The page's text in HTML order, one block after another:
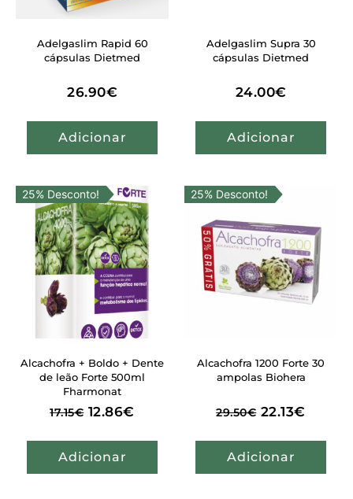
Adelgaslim Rapid 60
cápsulas Dietmed
26.90€
Adicionar
Adelgaslim Supra 30
cápsulas Dietmed
24.00€
Adicionar
25% Desconto!
Alcachofra + Boldo + Dente
de leão Forte 500ml
Fharmonat
17.15€ 12.86€
Adicionar
25% Desconto!
Alcachofra 1200 Forte 30
ampolas Biohera
29.50€ 22.13€
Adicionar